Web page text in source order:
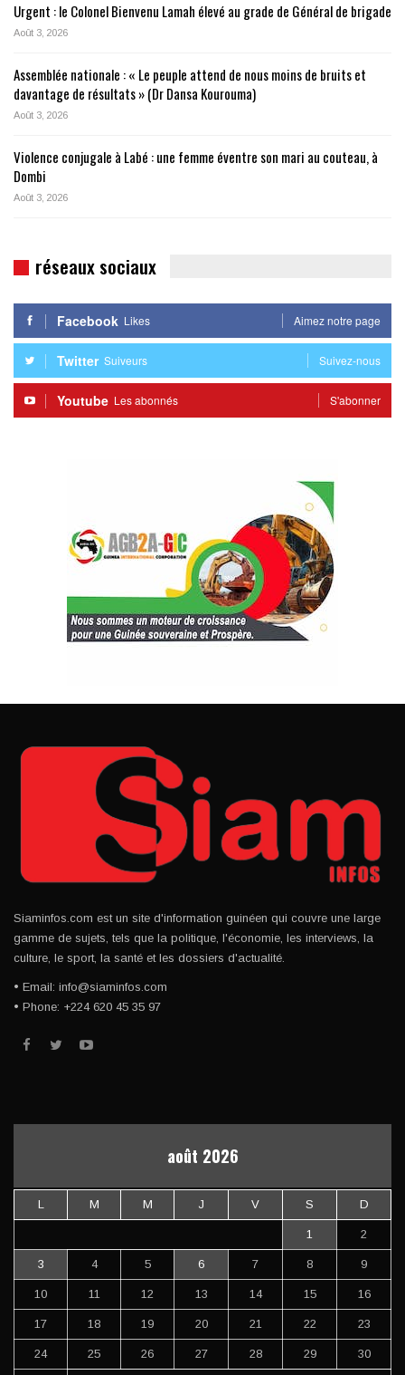
Urgent : le Colonel Bienvenu Lamah élevé au grade de Général de brigade
Août 3, 2026
Assemblée nationale : « Le peuple attend de nous moins de bruits et
davantage de résultats » (Dr Dansa Kourouma)
Août 3, 2026
Violence conjugale à Labé : une femme éventre son mari au couteau, à
Dombi
Août 3, 2026
réseaux sociaux
Facebook Likes Aimez notre page
Twitter Suiveurs Suivez-nous
Youtube Les abonnés S'abonner
Siaminfos.com est un site d'information guinéen qui couvre une large
gamme de sujets, tels que la politique, l'économie, les interviews, la
culture, le sport, la santé et les dossiers d'actualité.
• Email: info@siaminfos.com
• Phone: +224 620 45 35 97
août 2026
L M M J V S D
1 2
3 4 5 6 7 8 9
10 11 12 13 14 15 16
17 18 19 20 21 22 23
24 25 26 27 28 29 30